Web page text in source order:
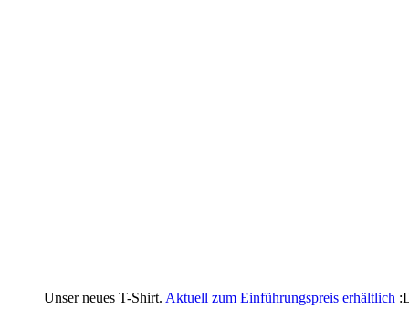
Unser neues T-Shirt. Aktuell zum Einführungspreis erhältlich